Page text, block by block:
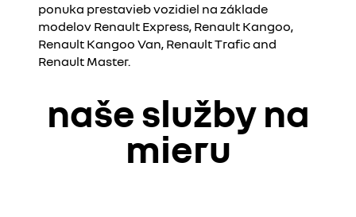
ponuka prestavieb vozidiel na základe
modelov Renault Express, Renault Kangoo,
Renault Kangoo Van, Renault Trafic and
Renault Master.​
naše služby na
mieru